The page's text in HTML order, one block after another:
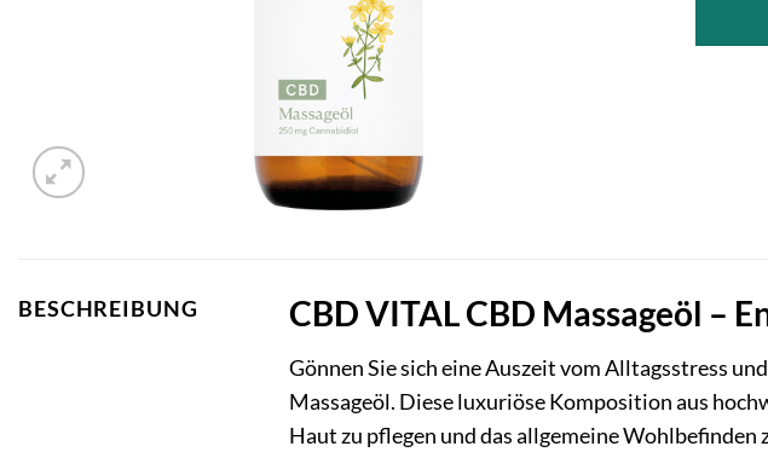
BESCHREIBUNG CBD VITAL CBD Massageöl –
Gönnen Sie sich eine Auszeit vom Alltagsstress
Massageöl. Diese luxuriöse Komposition aus
Haut zu pflegen und das allgemeine Wohlbefinden